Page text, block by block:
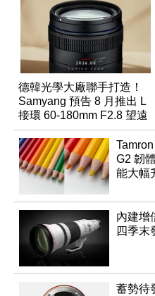
德韓光學大廠聯手打造！
Samyang 預告 8 月推出 L
接環 60-180mm F2.8 望遠
變焦鏡
G2 韌
能大幅
內建增
四季末
蓄勢待